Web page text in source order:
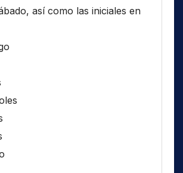
así como las iniciales en